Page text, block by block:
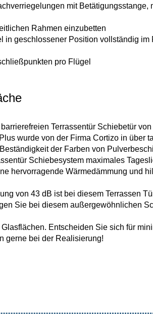
mit Betätigungsstange,
Rahmen einzubetten
geschlossener Position vollständig
pro Flügel
Terrassentür Schiebetür
wurde von der Firma Cortizo in
der Farben von
Schiebesystem maximales
hervorragende Wärmedämmung und
von 43 dB ist bei diesem Terrassen
Sie bei diesem außergewöhnlichen
Entscheiden Sie sich für
gerne bei der Realisierung!